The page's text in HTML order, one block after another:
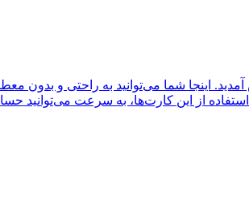
از این کارت‌ها، به سرعت می‌توانید